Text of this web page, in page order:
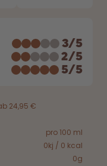
3/5
2/5
5/5
24,95 €
pro 100 ml
0kj / 0 kcal
0g